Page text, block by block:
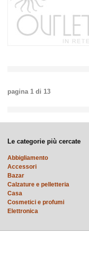
pagina 1 di 13
Le categorie più cercate
Abbigliamento
Accessori
Bazar
Calzature e pelletteria
Casa
Cosmetici e profumi
Elettronica